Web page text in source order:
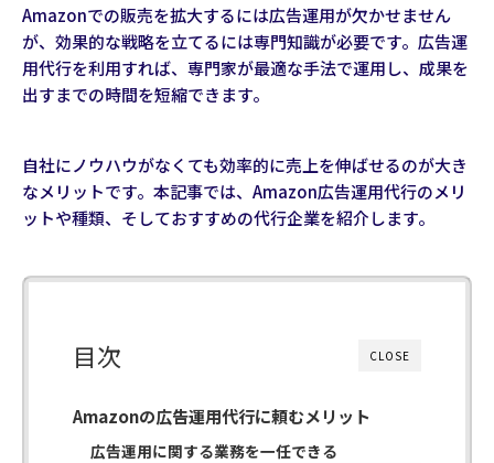
Amazonでの販売を拡大するには広告運用が欠かせません
が、効果的な戦略を立てるには専門知識が必要です。広告運
用代行を利用すれば、専門家が最適な手法で運用し、成果を
出すまでの時間を短縮できます。
自社にノウハウがなくても効率的に売上を伸ばせるのが大き
なメリットです。本記事では、Amazon広告運用代行のメリ
ットや種類、そしておすすめの代行企業を紹介します。
CLOSE
目次
Amazonの広告運用代行に頼むメリット
広告運用に関する業務を一任できる